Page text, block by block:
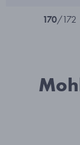
170/172